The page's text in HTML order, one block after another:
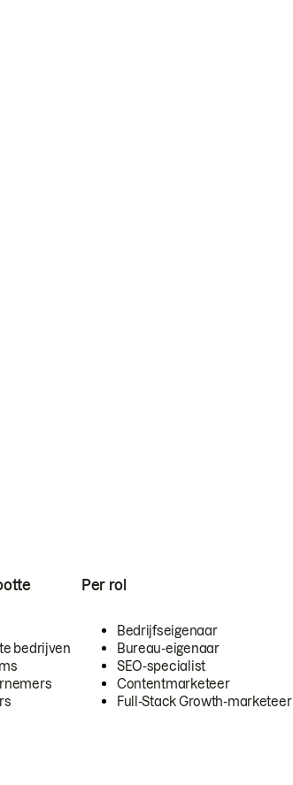
bedrijven
Per rol
Bedrijfseigenaar
Bureau-eigenaar
SEO-specialist
Contentmarketeer
Full-Stack Growth-marketeer